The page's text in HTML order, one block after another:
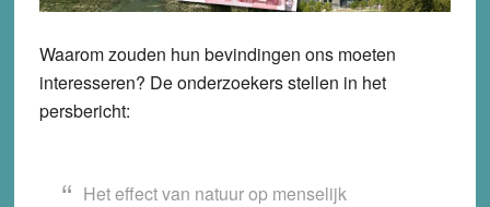
Waarom zouden hun bevindingen ons moeten
interesseren? De onderzoekers stellen in het
persbericht:
Het effect van natuur op menselijk